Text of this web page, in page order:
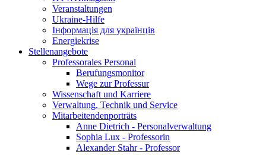
Veranstaltungen
Ukraine-Hilfe
Інформація для українців
Energiekrise
Stellenangebote
Professorales Personal
Berufungsmonitor
Wege zur Professur
Wissenschaft und Karriere
Verwaltung, Technik und Service
Mitarbeitendenporträts
Anne Dietrich - Personalverwaltung
Sophia Lux - Professorin
Alexander Stahr - Professor